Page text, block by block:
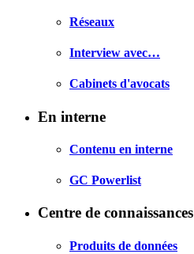
Réseaux
Interview avec…
Cabinets d'avocats
En interne
Contenu en interne
GC Powerlist
Centre de connaissances
Produits de données